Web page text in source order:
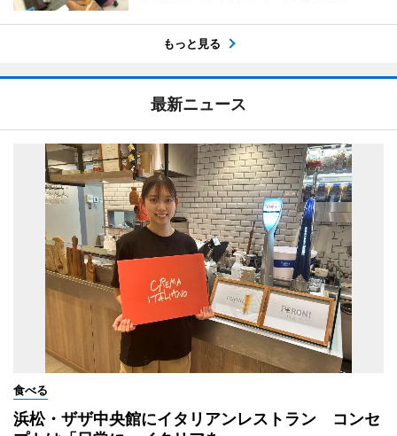
もっと見る
最新ニュース
食べる
浜松・ザザ中央館にイタリアンレストラン コンセ